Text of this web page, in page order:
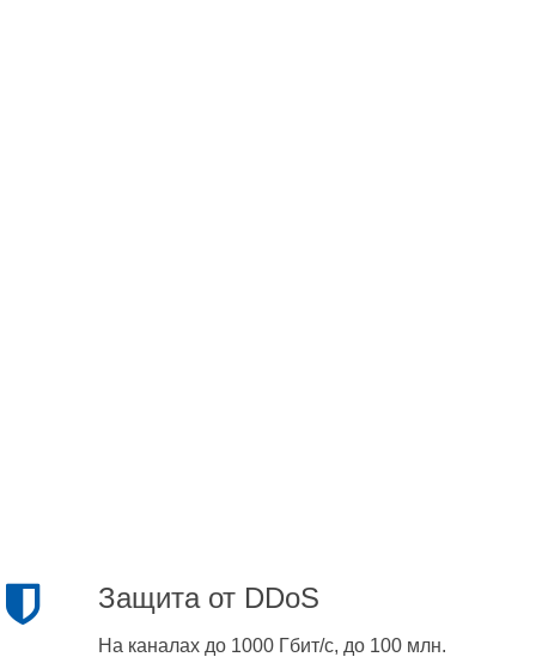
Защита от DDoS
На каналах до 1000 Гбит/с, до 100 млн.